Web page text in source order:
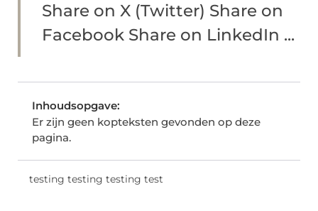
Share on X (Twitter) Share on
Facebook Share on LinkedIn ...
Inhoudsopgave:
Er zijn geen kopteksten gevonden op deze
pagina.
testing testing testing test